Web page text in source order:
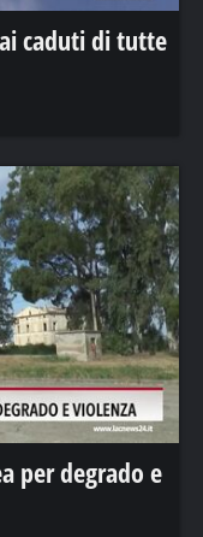
caduti di tutte
per degrado e